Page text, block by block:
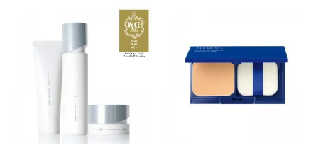
成独自の（Ｃ１２－２０）アルキル
グルコシド（保湿）で形成するミセ
ルから、汚れをはね返す水の膜をつ
点、J－GLOBALによる自社調べ）
*2 オルビス内でかつてないオイル
クレンジングのこと*3 ポーラ化成
独自の（Ｃ１２－２０）アルキルグ
ルコシド（保湿）で形成するミセル
ミ・ソバカスを防ぐ（ウォッシュを
除く）*2 オルビス内スキンケアシ
リーズの保湿力*3 年齢に応じたお
手入れのこと*4 うるおいによる
による肌悩み一つ一つを対処するの
ではなく、肌で起きていることの根
本原因に着目。加齢とともに現れる
年齢サインについて研究を進めたと
リのなさ」や、くすみ(*7)などが現
れている状態である「透明感のな
さ」が、大人の肌印象に大きな影響
を与えていることがわかりました。
そこでオルビスユー ドットシリー
原因に着目。加齢とともに現れる年
齢サインについて研究を進めたとこ
ろ、弾力感のない状態である「ハリ
のなさ」や、くすみ(*5)などが現れ